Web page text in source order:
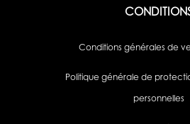
Conditions générales de
Politique générale de
personnelles